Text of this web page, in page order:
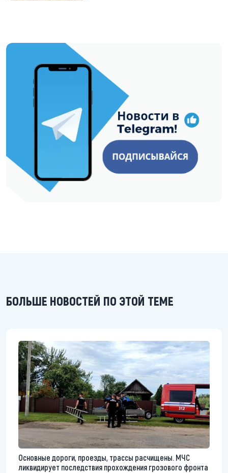
https://t.me/minskctvby
БОЛЬШЕ НОВОСТЕЙ ПО ЭТОЙ ТЕМЕ
Основные дороги, проезды, трассы расчищены. МЧС
ликвидирует последствия прохождения грозового фронта